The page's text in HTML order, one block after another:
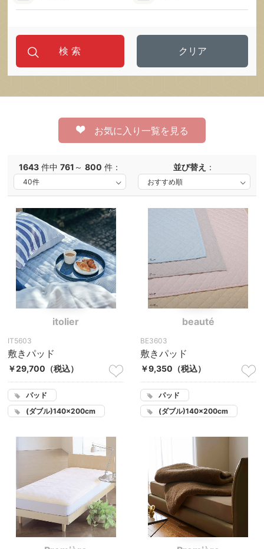
クリア
お気に入り一覧を見る
1643 件中761 ～800 件： 並び替え ：
itolier
IT5603
敷きパッド
￥29,700 （税込）
パッド
(ダブル)140×200cm
beauté
BE3603
敷きパッド
￥9,350 （税込）
パッド
(ダブル)140×200cm